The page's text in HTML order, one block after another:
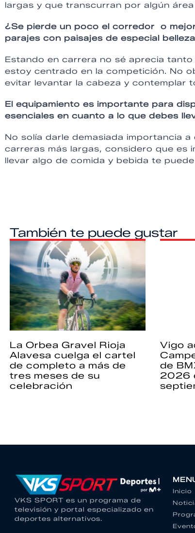
largas y que transcurran por algún
¿Se pierde un poco el corredor o
parajes con paisajes de especial
Estando en carrera no sé aprecia
estoy centrado en la competición. No
evitar levantar la cabeza y contemplar
El equipamiento es importante para
esenciales en cuanto a lo que debes
No solía darle demasiada importancia
carreras más largas, considero que es
llevar algo de comida y bebida te
También te puede gustar
La Orbea Gravel Rioja
Alavesa cuelga el cartel
de completo a más de
tres meses de su
celebración
Vigo
de
2026
VKS SPORT es un programa de
televisión y portal especializado en
deportes alternativos.
Inicio